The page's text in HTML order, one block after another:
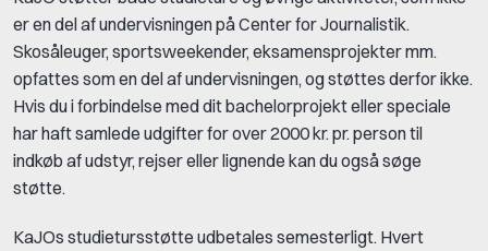
er en del af undervisningen på Center for Journalistik.
Skosåleuger, sportsweekender, eksamensprojekter mm.
opfattes som en del af undervisningen, og støttes derfor ikke.
Hvis du i forbindelse med dit bachelorprojekt eller speciale
har haft samlede udgifter for over 2000 kr. pr. person til
indkøb af udstyr, rejser eller lignende kan du også søge
støtte.
KaJOs studietursstøtte udbetales semesterligt. Hvert